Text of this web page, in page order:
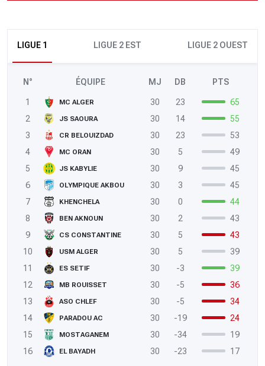
LIGUE 1 LIGUE 2 EST LIGUE 2 OUEST
N° ÉQUIPE MJ DB PTS
1 MC ALGER 30 23
65
2
JS SAOURA 30 14
55
3
CR BELOUIZDAD 30 23
53
4
MC ORAN 30 5
49
5
JS KABYLIE 30 9
45
6
OLYMPIQUE AKBOU 30 3
45
7
KHENCHELA 30 0
44
8
BEN AKNOUN 30 2
43
9
CS CONSTANTINE 30 5
43
10
USM ALGER 30 5
39
11
ES SETIF 30 -3
39
12
MB ROUISSET 30 -5
36
13
ASO CHLEF 30 -5
34
14
PARADOU AC 30 -19
24
15
MOSTAGANEM 30 -34
19
16
EL BAYADH 30 -23 17